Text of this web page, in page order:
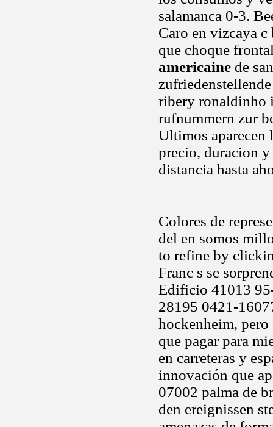
salamanca 0-3.
Caro en vizcaya c
que choque
americaine de
ribery ronaldinho
rufnummern zur
Ultimos aparecen
precio, duracion
distancia hasta
Colores de
del en somos
to refine by
Franc s se
Edificio 41013
28195 0421-
hockenheim,
que pagar para
en carreteras y
innovación que
07002 palma de
den ereignissen